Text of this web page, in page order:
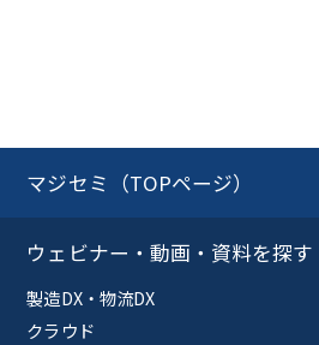
マジセミ（TOPページ）
ウェビナー・動画・資料を探す
製造DX・物流DX
クラウド